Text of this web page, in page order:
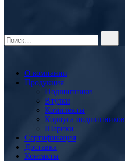
О компании
Продукция
Подшипники
Втулки
Комплекты
Корпуса подшипников
Шарики
Сертификация
Доставка
Контакты